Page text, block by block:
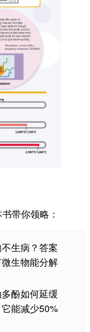
带你领略：
生病？答案
生物能分解
酚如何延缓
能减少50%